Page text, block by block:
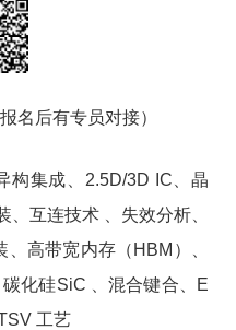
名后有专员对接）
构集成、2.5D/3D IC、晶
互连技术 、失效分析、
高带宽内存（HBM）、
化硅SiC 、混合键合、E
工艺